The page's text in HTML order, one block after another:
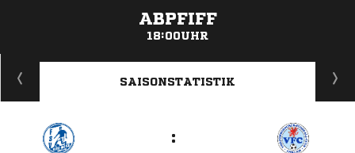
ABPFIFF
18:00UHR
ANZEIGE
SAISONSTATISTIK
: